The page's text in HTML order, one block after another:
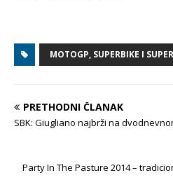
MOTOGP, SUPERBIKE I
PRETHODNI ČLANAK
SBK: Giugliano najbrži na
Party In The Pasture 2014 –